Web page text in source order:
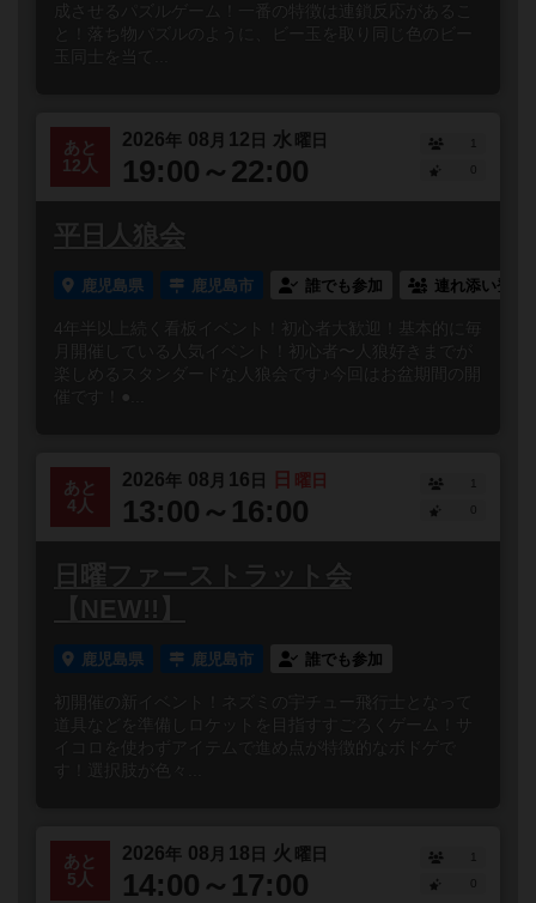
成させるパズルゲーム！一番の特徴は連鎖反応があるこ
と！落ち物パズルのように、ビー玉を取り同じ色のビー
あと
12人
2026年 08 月 12 日 水 曜日
19:00～22:00
1
平日人狼会
鹿児島県 鹿児島市 誰でも参加 連れ添い登録
4年半以上続く看板イベント！初心者大歓迎！基本的に毎
月開催している人気イベント！初心者〜人狼好きまでが
楽しめるスタンダードな人狼会です♪今回はお盆期間の開
催です！●...
あと
4人
2026年 08 月 16 日 日 曜日
13:00～16:00
1
日曜ファーストラット会
【NEW!!】
鹿児島県 鹿児島市 誰でも参加
初開催の新イベント！ネズミの宇チュー飛行士となって
道具などを準備しロケットを目指すすごろくゲーム！サ
イコロを使わずアイテムで進め点が特徴的なボドゲで
す！選択肢が色々...
あと
5人
2026年 08 月 18 日 火 曜日
14:00～17:00
1